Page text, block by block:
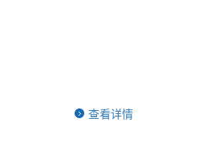
查看详情